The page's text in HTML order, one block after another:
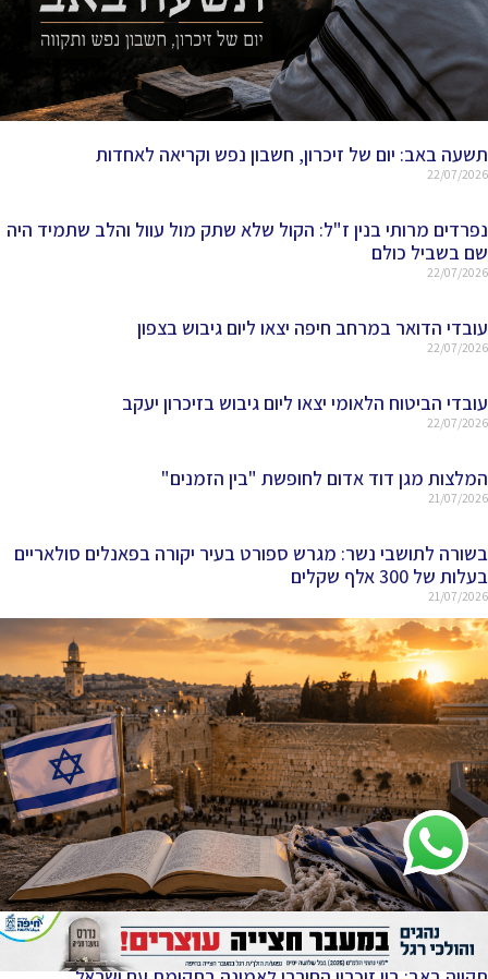
תשעה באב: יום של זיכרון, חשבון נפש וקריאה לאחדות
22/07/2026
נפרדים מרותי בנין ז"ל: הקול שלא שתק מול עוול והלב שתמיד היה
שם בשביל כולם
22/07/2026
עובדי הדואר במרחב חיפה יצאו ליום גיבוש בצפון
22/07/2026
עובדי הביטוח הלאומי יצאו ליום גיבוש בזיכרון יעקב
22/07/2026
המלצות מגן דוד אדום לחופשת "בין הזמנים"
21/07/2026
בשורה לתושבי נשר: מגרש ספורט בעיר יקורה בפאנלים סולאריים
בעלות של 300 אלף שקלים
21/07/2026